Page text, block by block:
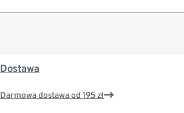
Dostawa
Darmowa dostawa od 195 zł